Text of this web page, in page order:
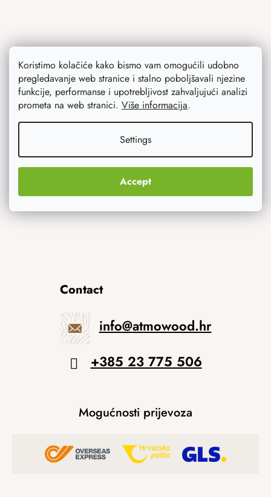
Koristimo kolačiće kako bismo vam omogućili udobno
pregledavanje web stranice i stalno poboljšavali njezine
funkcije, performanse i upotrebljivost zahvaljujući analizi
prometa na web stranici. Više informacija.
Settings
Accept
Ono što vas najviše zanima
Noviteti
Originalni pokloni
Contact
info@atmowood.hr
+385 23 775 506
Mogućnosti prijevoza